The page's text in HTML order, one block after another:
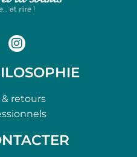
& retours